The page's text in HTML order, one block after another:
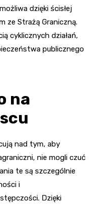
dzięki ścisłej
ze Strażą Graniczną.
cyklicznych działań,
publicznego
na
nad tym, aby
nie mogli czuć
te są szczególnie
i
Dzięki